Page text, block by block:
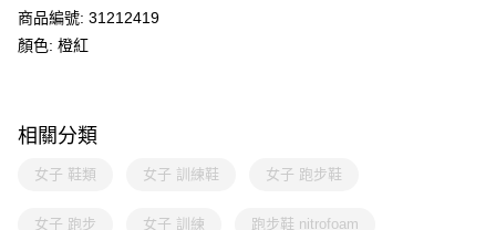
商品編號: 31212419
顏色: 橙紅
相關分類
女子 鞋類 女子 訓練鞋 女子 跑步鞋
女子 跑步 女子 訓練 跑步鞋 nitrofoam